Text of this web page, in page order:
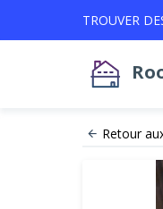
TROUVER
Retour